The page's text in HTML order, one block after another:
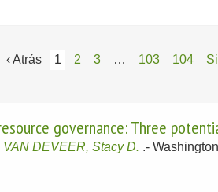
‹ Atrás 1 2 3 … 103 104
governance: Three
VAN DEVEER, Stacy D. .-